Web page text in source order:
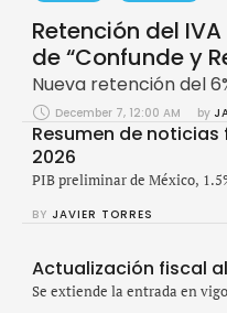
Retención del
de “Confunde y
Nueva retención del
December 7, 12:00 AM by
Resumen de
2026
PIB preliminar de México,
BY JAVIER TORRES
Actualización fiscal
Se extiende la entrada en